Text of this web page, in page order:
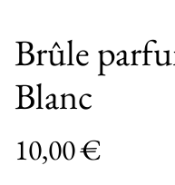
Brûle
Blanc
10,00 €